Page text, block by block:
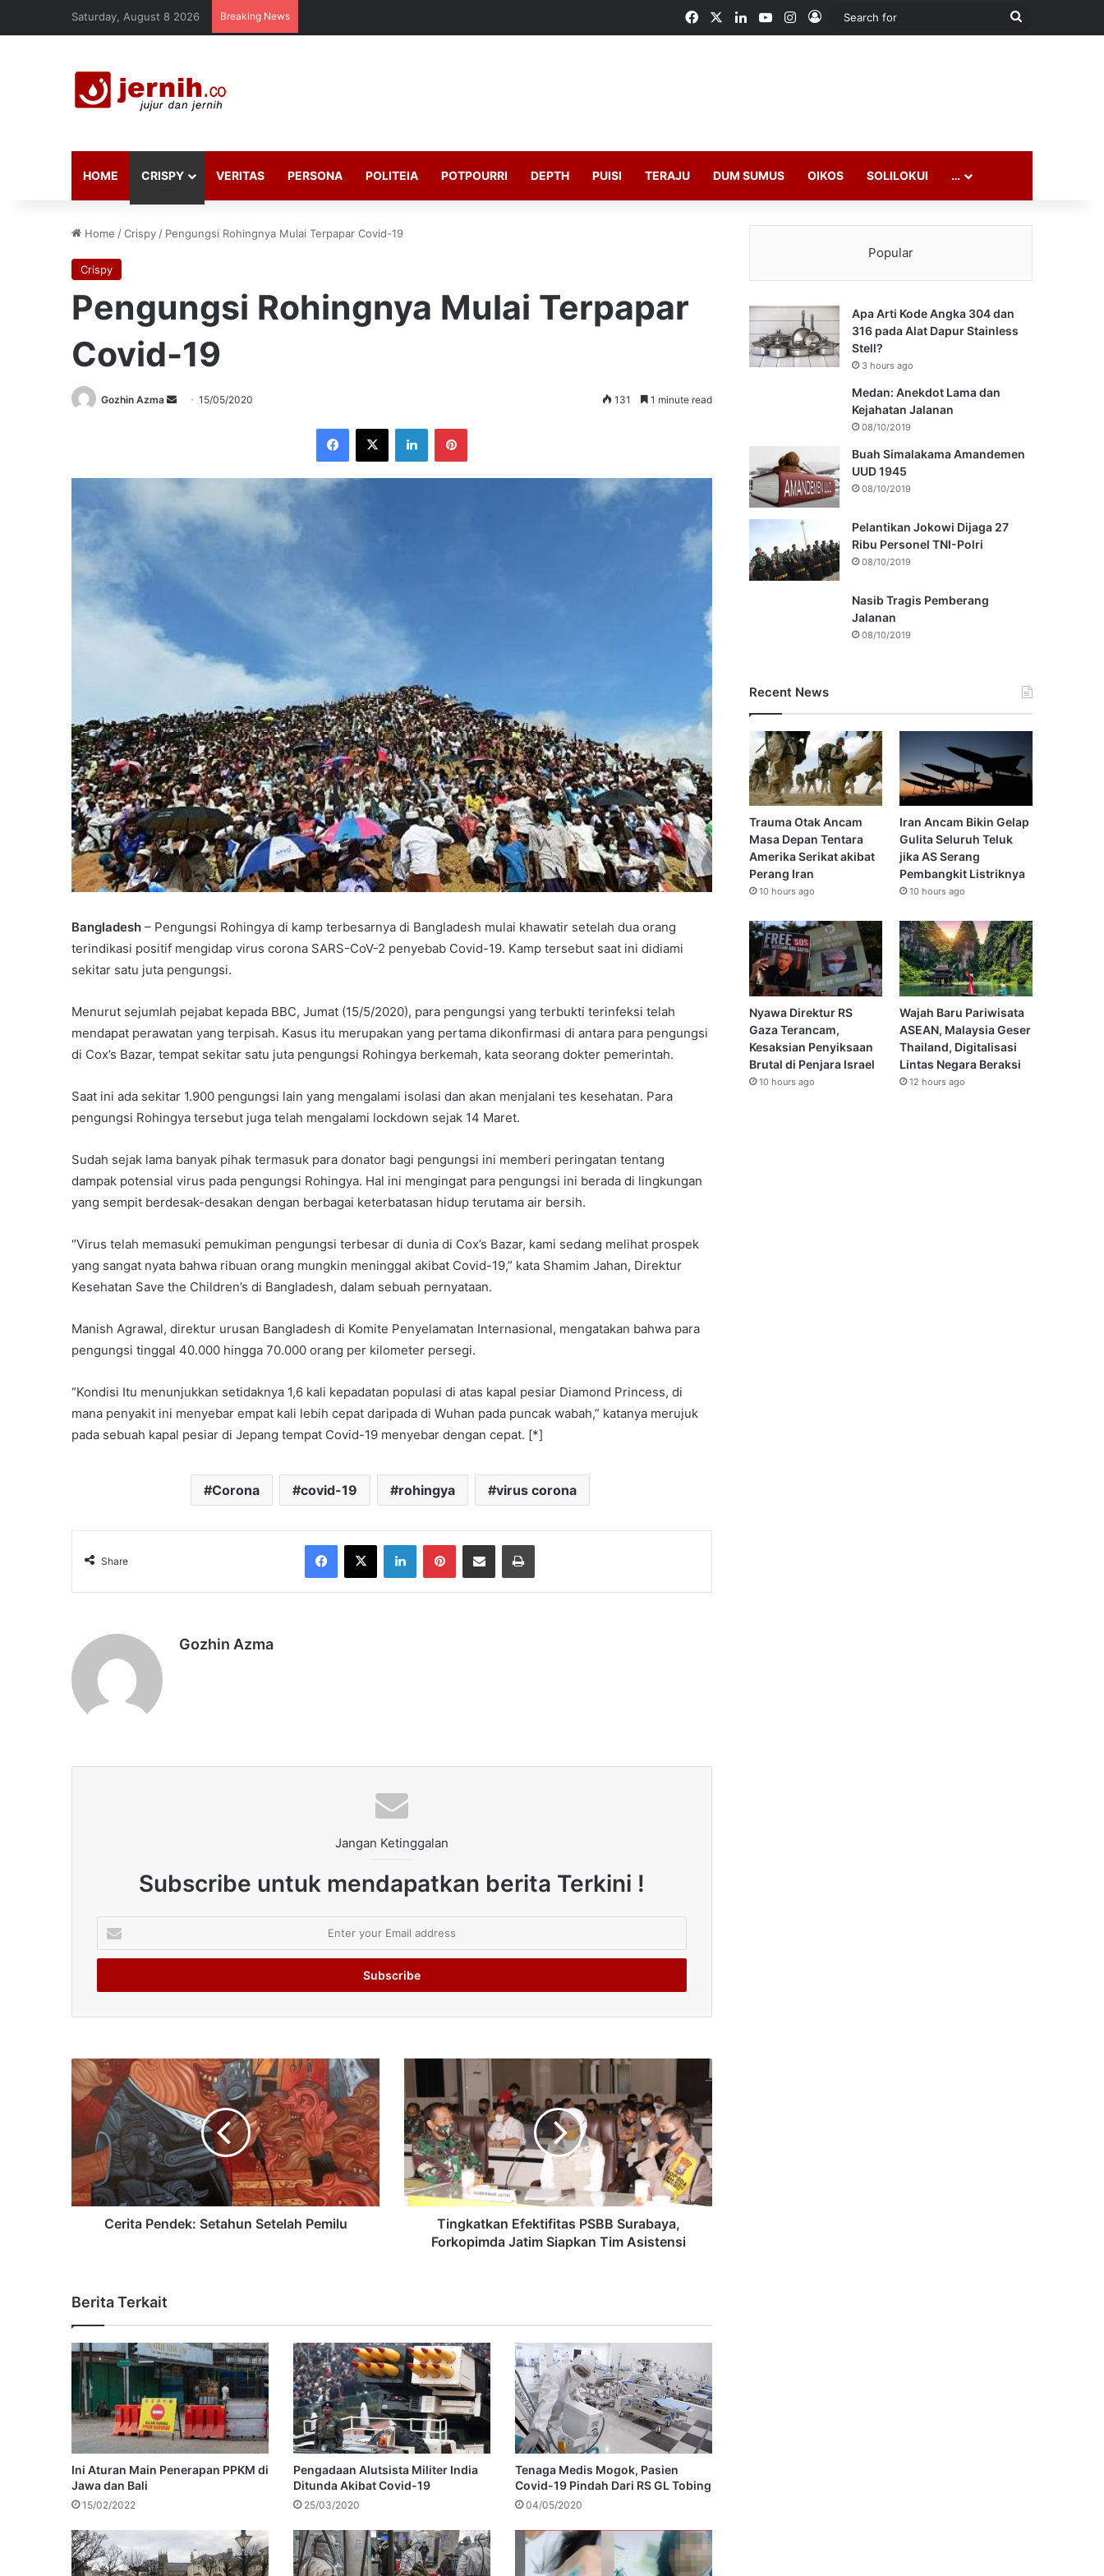
Saturday, August 8 2026 Breaking News FacebookLinkedInYouTubeInstagram
Log In
Search
HOME CRISPY VERITAS PERSONA POLITEIA POTPOURRI DEPTH PUISI TERAJU DUM SUMUS OIKOS SOLILOKUI …
Home /Crispy / Pengungsi Rohingnya Mulai Terpapar Covid-19
Crispy
Pengungsi Rohingnya Mulai Terpapar
Covid-19
Gozhin Azma
Send15/05/2020 131 1 minute read
Facebook
X LinkedInPinterest
Bangladesh – Pengungsi Rohingya di kamp terbesarnya di Bangladesh mulai khawatir setelah dua orang
terindikasi positif mengidap virus corona SARS-CoV-2 penyebab Covid-19. Kamp tersebut saat ini didiami
sekitar satu juta pengungsi.
Menurut sejumlah pejabat kepada BBC, Jumat (15/5/2020), para pengungsi yang terbukti terinfeksi telah
mendapat perawatan yang terpisah. Kasus itu merupakan yang pertama dikonfirmasi di antara para pengungsi
di Cox’s Bazar, tempat sekitar satu juta pengungsi Rohingya berkemah, kata seorang dokter pemerintah.
Saat ini ada sekitar 1.900 pengungsi lain yang mengalami isolasi dan akan menjalani tes kesehatan. Para
pengungsi Rohingya tersebut juga telah mengalami lockdown sejak 14 Maret.
Sudah sejak lama banyak pihak termasuk para donator bagi pengungsi ini memberi peringatan tentang
dampak potensial virus pada pengungsi Rohingya. Hal ini mengingat para pengungsi ini berada di lingkungan
yang sempit berdesak-desakan dengan berbagai keterbatasan hidup terutama air bersih.
“Virus telah memasuki pemukiman pengungsi terbesar di dunia di Cox’s Bazar, kami sedang melihat prospek
yang sangat nyata bahwa ribuan orang mungkin meninggal akibat Covid-19,” kata Shamim Jahan, Direktur
Kesehatan Save the Children’s di Bangladesh, dalam sebuah pernyataan.
Manish Agrawal, direktur urusan Bangladesh di Komite Penyelamatan Internasional, mengatakan bahwa para
pengungsi tinggal 40.000 hingga 70.000 orang per kilometer persegi.
“Kondisi Itu menunjukkan setidaknya 1,6 kali kepadatan populasi di atas kapal pesiar Diamond Princess, di
mana penyakit ini menyebar empat kali lebih cepat daripada di Wuhan pada puncak wabah,” katanya merujuk
pada sebuah kapal pesiar di Jepang tempat Covid-19 menyebar dengan cepat. [*]
Corona covid-19 rohingya virus corona
Share
Facebook
X LinkedInPinterestShare via Email Print
Gozhin Azma
Jangan Ketinggalan
Subscribe untuk mendapatkan berita Terkini !
your
Email
Cerita Pendek: Setahun Setelah Pemilu
Tingkatkan Efektifitas PSBB Surabaya,
Forkopimda Jatim Siapkan Tim Asistensi
Berita Terkait
Ini Aturan Main Penerapan PPKM di
Jawa dan Bali
15/02/2022
Pengadaan Alutsista Militer India
Ditunda Akibat Covid-19
25/03/2020
Tenaga Medis Mogok, Pasien
Covid-19 Pindah Dari RS GL Tobing
04/05/2020
Popular
Apa Arti Kode Angka 304 dan
316 pada Alat Dapur Stainless
Stell?
3 hours ago
Medan: Anekdot Lama dan
Kejahatan Jalanan
08/10/2019
Buah Simalakama Amandemen
UUD 1945
08/10/2019
Pelantikan Jokowi Dijaga 27
Ribu Personel TNI-Polri
08/10/2019
Nasib Tragis Pemberang
Jalanan
08/10/2019
Recent News
Trauma Otak Ancam
Masa Depan Tentara
Amerika Serikat akibat
Perang Iran
10 hours ago
Iran Ancam Bikin Gelap
Gulita Seluruh Teluk
jika AS Serang
Pembangkit Listriknya
10 hours ago
Nyawa Direktur RS
Gaza Terancam,
Kesaksian Penyiksaan
Brutal di Penjara Israel
10 hours ago
Wajah Baru Pariwisata
ASEAN, Malaysia Geser
Thailand, Digitalisasi
Lintas Negara Beraksi
12 hours ago